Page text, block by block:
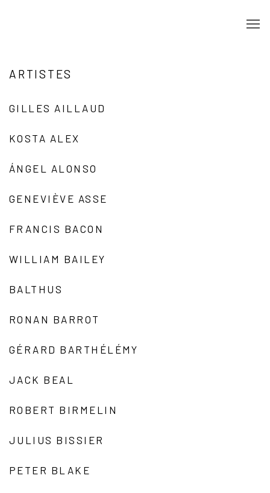
ARTISTES
GILLES AILLAUD
KOSTA ALEX
ÁNGEL ALONSO
GENEVIÈVE ASSE
FRANCIS BACON
WILLIAM BAILEY
BALTHUS
RONAN BARROT
GÉRARD BARTHÉLÉMY
JACK BEAL
ROBERT BIRMELIN
JULIUS BISSIER
PETER BLAKE